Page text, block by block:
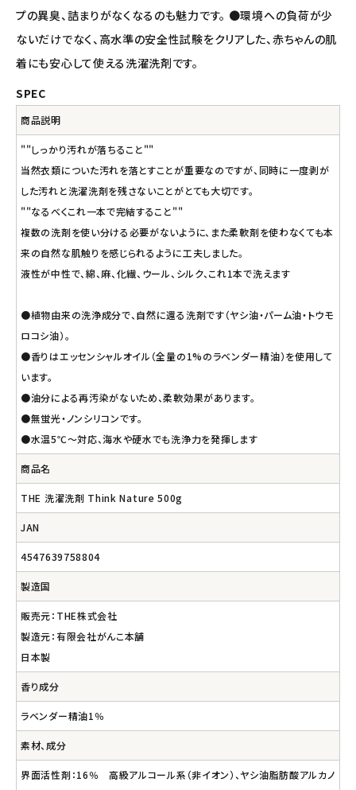
プの異臭、詰まりがなくなるのも魅力です。 ●環境への負荷が少
ないだけでなく、高水準の安全性試験をクリアした、赤ちゃんの肌
着にも安心して使える洗濯洗剤です。
SPEC
商品説明
""しっかり汚れが落ちること""
当然衣類についた汚れを落とすことが重要なのですが、同時に一度剥が
した汚れと洗濯洗剤を残さないことがとても大切です。
""なるべくこれ一本で完結すること""
複数の洗剤を使い分ける必要がないように、また柔軟剤を使わなくても本
来の自然な肌触りを感じられるように工夫しました。
液性が中性で、綿、麻、化繊、ウール、シルク、これ1本で洗えます
●植物由来の洗浄成分で、自然に還る洗剤です（ヤシ油・パーム油・トウモ
ロコシ油）。
●香りはエッセンシャルオイル（全量の1%のラベンダー精油）を使用して
います。
●油分による再汚染がないため、柔軟効果があります。
●無蛍光・ノンシリコンです。
●水温5℃～対応、海水や硬水でも洗浄力を発揮します
商品名
THE 洗濯洗剤 Think Nature 500g
JAN
4547639758804
製造国
販売元：THE株式会社
製造元：有限会社がんこ本舗
日本製
香り成分
ラベンダー精油1％
素材、成分
界面活性剤：16％ 高級アルコール系（非イオン）、ヤシ油脂肪酸アルカノ